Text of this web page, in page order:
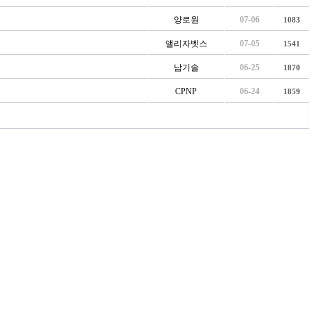
양로원 07-06 1083
앨리자벳스 07-05 1541
남기솔 06-25 1870
CPNP 06-24 1859